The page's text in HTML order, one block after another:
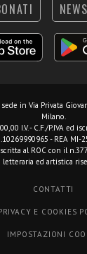
in Via Privata
Milano.
I.V. - C.F./P.IVA ed
- REA MI-
al ROC con il
letteraria ed artistica
CONTATTI
E COOKIES
IMPOSTAZIONI